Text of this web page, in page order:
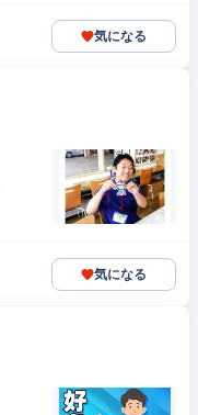
気になる
気になる